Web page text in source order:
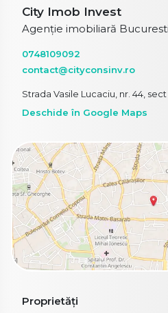
City Imob Invest
Agenție imobiliară Bucuresti
0748109092
contact@cityconsinv.ro
Strada Vasile Lucaciu, nr. 44,
Deschide în Google Maps
Proprietăți